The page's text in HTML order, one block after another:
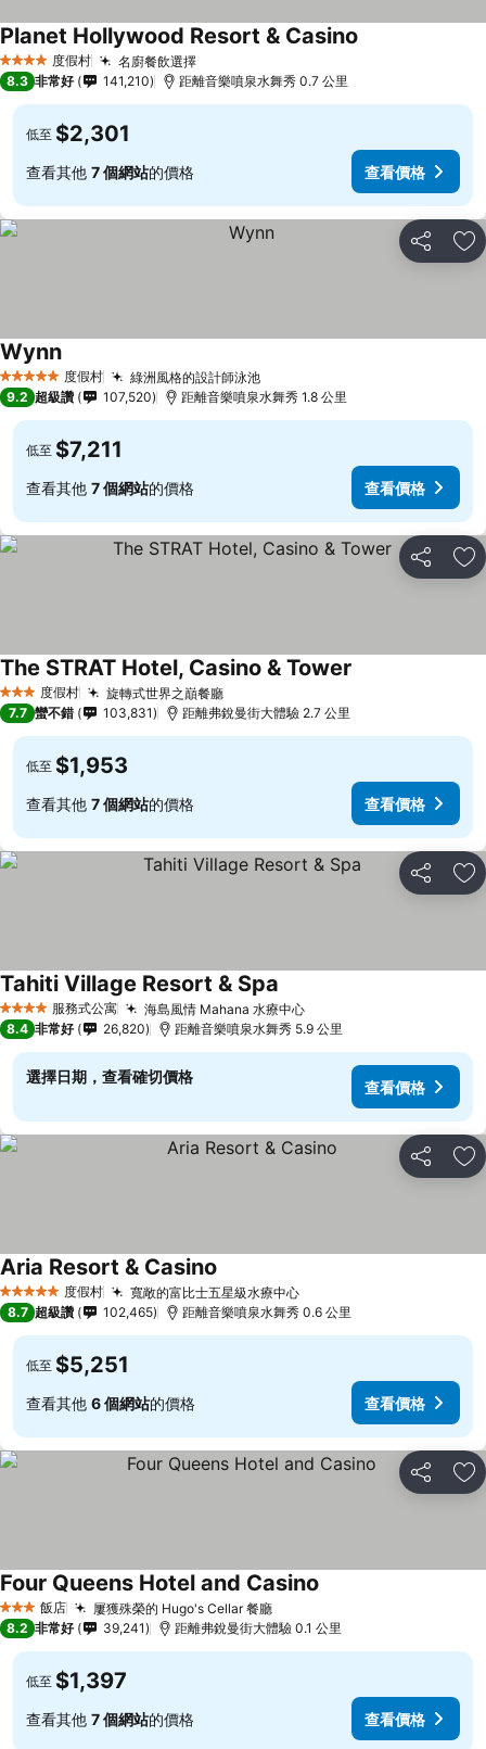
4 星級 度假村 名廚餐飲選擇查看價格
Planet Hollywood Resort & Casino
8.3 非常好 141,210 距離音樂噴泉水舞秀 0.7 公里
低至 $2,301
查看其他 7 個網站的價格 查看價格
分享 加
5 星級 度假村 綠洲風格的設計師泳池查看價格
Wynn查看價格
9.2 超級讚 107,520 距離音樂噴泉水舞秀 1.8 公里
低至 $7,211
查看其他 7 個網站的價格 查看價格
分享 加
3 星級 度假村 旋轉式世界之巔餐廳查看價格
The STRAT Hotel, Casino & Tower
7.7 蠻不錯 103,831 距離弗銳曼街大體驗 2.7 公里
低至 $1,953
查看其他 7 個網站的價格 查看價格
分享 加
4 星級 服務式公寓 海島風情 Mahana 水療中心查看價格
Tahiti Village Resort & Spa
8.4 非常好 26,820 距離音樂噴泉水舞秀 5.9 公里
選擇日期，查看確切價格
查看價格
分享 加
5 星級 度假村 寬敞的富比士五星級水療中心查看價格
Aria Resort & Casino
8.7 超級讚 102,465 距離音樂噴泉水舞秀 0.6 公里
低至 $5,251
查看其他 6 個網站的價格 查看價格
分享 加
3 星級 飯店 屢獲殊榮的 Hugo's Cellar 餐廳查看價格
Four Queens Hotel and Casino
8.2 非常好 39,241 距離弗銳曼街大體驗 0.1 公里
低至 $1,397
查看其他 7 個網站的價格 查看價格